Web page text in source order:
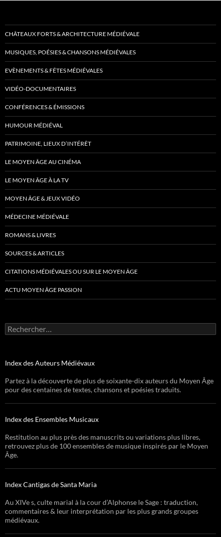
CHÂTEAUX FORTS & ARCHITECTURE MÉDIÉVALE
MUSIQUES, POÉSIES & CHANSONS MÉDIÉVALES
EVÈNEMENTS & FÊTES MÉDIÉVALES
VIDÉO-DOCUMENTAIRES
CONFÉRENCES & ÉMISSIONS
HUMOUR MÉDIÉVAL
PATRIMOINE, LIEUX D’INTÉRÊT
LE MOYEN ÂGE AU CINÉMA
LE MOYEN ÂGE À LA TV
MOYEN ÂGE & JEUX VIDÉO
MÉDECINE MÉDIÉVALE
ROMANS & LIVRES
SOURCES & ARTICLES
CITATIONS MÉDIÉVALES OU SUR LE MOYEN ÂGE
ACTU MOYEN ÂGE PASSION
Rechercher :
Index des Auteurs Médiévaux
Partez à la découverte de plus de soixante-dix auteurs du Moyen Âge
pour des centaines de textes, chansons et poésies traduits.
Index des Ensembles Musicaux
Restitution au plus près des manuscrits ou variations plus libres,
retrouvez plus de 100 ensembles de musique inspirés par le Moyen
Âge.
Index Cantigas de Santa Maria
Au XIVe s, culte marial à la cour d’Alphonse le Sage : traduction,
commentaires & leur interprétation par les plus grands groupes
médiévaux.